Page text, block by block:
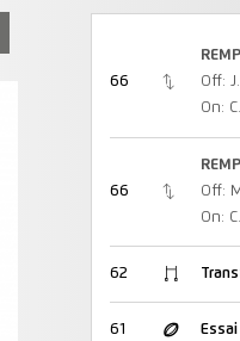
66
Off:
On:
66
Off:
On:
62
61 Essai